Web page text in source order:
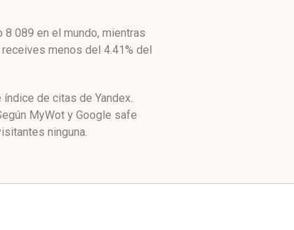
089 en el mundo, mientras
menos del 4.41% del
de citas de Yandex.
MyWot y Google safe
ninguna.